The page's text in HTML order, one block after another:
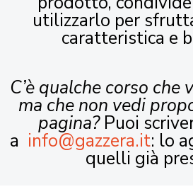
utilizzarlo per
caratteristica e
C’è qualche corso che
ma che non vedi
pagina?Puoi
a info@gazzera.it: lo
quelli già